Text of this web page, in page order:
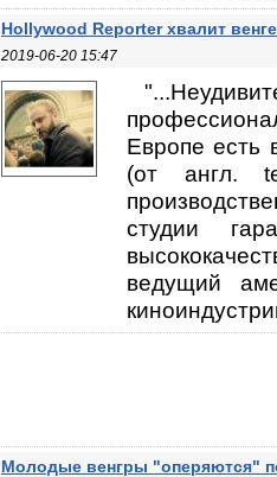
Hollywood Reporter хвалит
2019-06-20 15:47
Европе есть
(от англ.
студии
ведущий
Молодые венгры "оперяются"